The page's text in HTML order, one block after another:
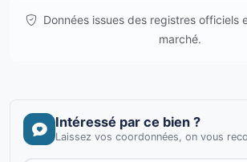
Données issues des registres officiels
marché.
Intéressé par ce bien ?
Laissez vos coordonnées, on vous